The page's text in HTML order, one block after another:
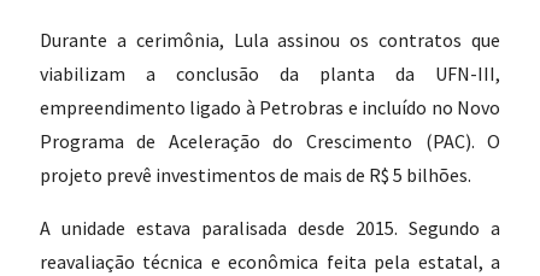
Durante a cerimônia, Lula assinou os contratos que
viabilizam a conclusão da planta da UFN-III,
empreendimento ligado à Petrobras e incluído no Novo
Programa de Aceleração do Crescimento (PAC). O
projeto prevê investimentos de mais de R$ 5 bilhões.
A unidade estava paralisada desde 2015. Segundo a
reavaliação técnica e econômica feita pela estatal, a